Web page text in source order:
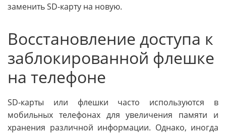
заменить SD-карту на новую.
Восстановление доступа к
заблокированной флешке
на телефоне
SD-карты или флешки часто используются в
мобильных телефонах для увеличения памяти и
хранения различной информации. Однако, иногда